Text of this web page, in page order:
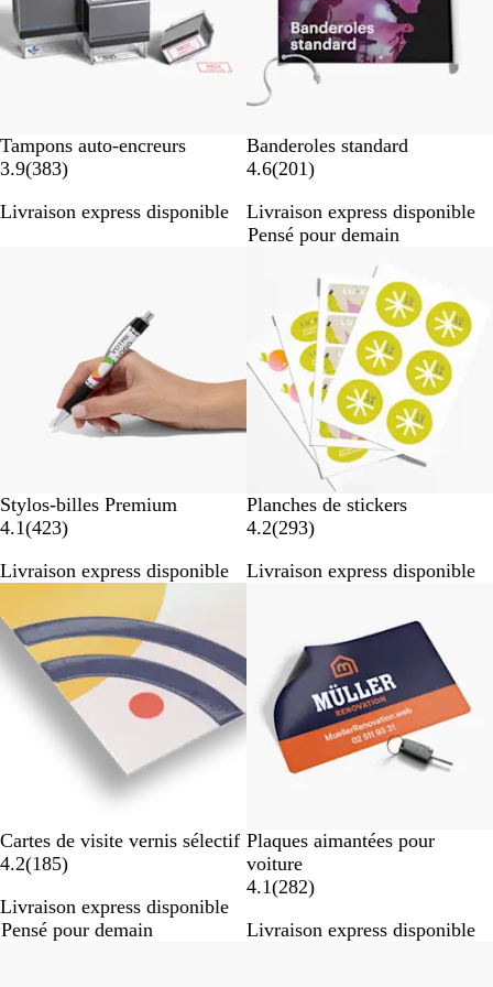
Tampons auto-encreurs
3.9(383a
i
)
Livraison express disponible
Banderoles standard
4.6(201a
i
s
)
Livraison express disponible
Pensé pour demain
B
l
n
Stylos-billes Premium
4.1(423a
i
)
Livraison express disponible
Planches de stickers
4.2(293a
i
)
Livraison express disponible
Cartes de visite vernis sélectif
4.2(185a
i
s
)
Livraison express disponible
Pensé pour demain
Plaques aimantées pour
voiture
4.1(282a
i
)
Livraison express disponible